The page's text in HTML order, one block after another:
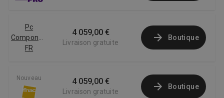
Pc
Componentes
FR
4 059,00 €
Livraison gratuite
Boutique
Nouveau 4 059,00 €
Livraison gratuite
Boutique